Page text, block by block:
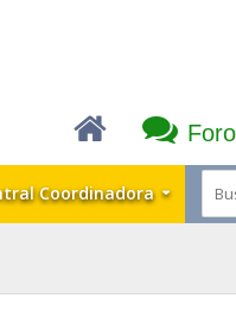
Foro
Coordinadora